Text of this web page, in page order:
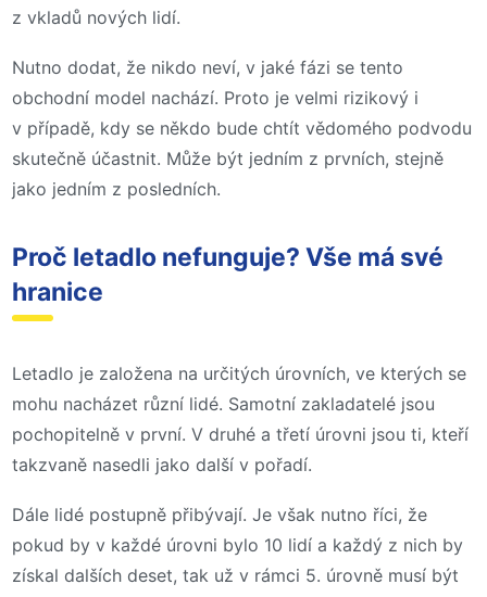
z vkladů nových lidí.
Nutno dodat, že nikdo neví, v jaké fázi se tento
obchodní model nachází. Proto je velmi rizikový i
v případě, kdy se někdo bude chtít vědomého podvodu
skutečně účastnit. Může být jedním z prvních, stejně
jako jedním z posledních.
Proč letadlo nefunguje? Vše má své
hranice
Letadlo je založena na určitých úrovních, ve kterých se
mohu nacházet různí lidé. Samotní zakladatelé jsou
pochopitelně v první. V druhé a třetí úrovni jsou ti, kteří
takzvaně nasedli jako další v pořadí.
Dále lidé postupně přibývají. Je však nutno říci, že
pokud by v každé úrovni bylo 10 lidí a každý z nich by
získal dalších deset, tak už v rámci 5. úrovně musí být